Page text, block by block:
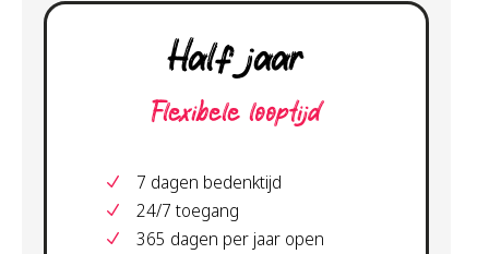
Half jaar
Flexibele looptijd
7 dagen bedenktijd
24/7 toegang
365 dagen per jaar open